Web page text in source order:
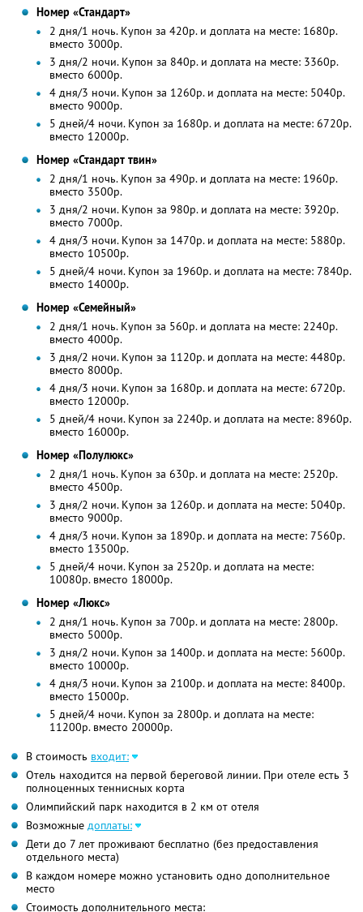
Номер «Стандарт»
2 дня/1 ночь. Купон за 420р. и доплата на месте: 1680р.
вместо 3000р.
3 дня/2 ночи. Купон за 840р. и доплата на месте: 3360р.
вместо 6000р.
4 дня/3 ночи. Купон за 1260р. и доплата на месте: 5040р.
вместо 9000р.
5 дней/4 ночи. Купон за 1680р. и доплата на месте: 6720р.
вместо 12000р.
Номер «Стандарт твин»
2 дня/1 ночь. Купон за 490р. и доплата на месте: 1960р.
вместо 3500р.
3 дня/2 ночи. Купон за 980р. и доплата на месте: 3920р.
вместо 7000р.
4 дня/3 ночи. Купон за 1470р. и доплата на месте: 5880р.
вместо 10500р.
5 дней/4 ночи. Купон за 1960р. и доплата на месте: 7840р.
вместо 14000р.
Номер «Семейный»
2 дня/1 ночь. Купон за 560р. и доплата на месте: 2240р.
вместо 4000р.
3 дня/2 ночи. Купон за 1120р. и доплата на месте: 4480р.
вместо 8000р.
4 дня/3 ночи. Купон за 1680р. и доплата на месте: 6720р.
вместо 12000р.
5 дней/4 ночи. Купон за 2240р. и доплата на месте: 8960р.
вместо 16000р.
Номер «Полулюкс»
2 дня/1 ночь. Купон за 630р. и доплата на месте: 2520р.
вместо 4500р.
3 дня/2 ночи. Купон за 1260р. и доплата на месте: 5040р.
вместо 9000р.
4 дня/3 ночи. Купон за 1890р. и доплата на месте: 7560р.
вместо 13500р.
5 дней/4 ночи. Купон за 2520р. и доплата на месте:
10080р. вместо 18000р.
Номер «Люкс»
2 дня/1 ночь. Купон за 700р. и доплата на месте: 2800р.
вместо 5000р.
3 дня/2 ночи. Купон за 1400р. и доплата на месте: 5600р.
вместо 10000р.
4 дня/3 ночи. Купон за 2100р. и доплата на месте: 8400р.
вместо 15000р.
5 дней/4 ночи. Купон за 2800р. и доплата на месте:
11200р. вместо 20000р.
В стоимость входит:
Отель находится на первой береговой линии. При отеле есть 3
полноценных теннисных корта
Олимпийский парк находится в 2 км от отеля
Возможные доплаты:
Дети до 7 лет проживают бесплатно (без предоставления
отдельного места)
В каждом номере можно установить одно дополнительное
место
Стоимость дополнительного места: